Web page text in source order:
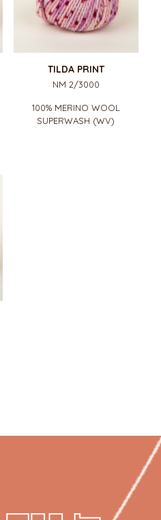
TILDA PRINT
NM 2/3000
100% MERINO WOOL
SUPERWASH (WV)